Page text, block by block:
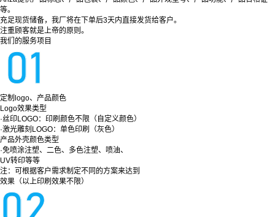
等。
充足现货储备，我厂将在下单后3天内直接发货给客户。
注重顾客就是上帝的原则。
我们的服务项目
定制logo、产品颜色
Logo效果类型
·丝印LOGO：印刷颜色不限（自定义颜色）
·激光雕刻LOGO：单色印刷（灰色）
产品外壳颜色类型
·免喷涂注塑、二色、多色注塑、喷油、
UV转印等等
注：可根据客户需求制定不同的方案来达到
效果（以上印刷效果不限）